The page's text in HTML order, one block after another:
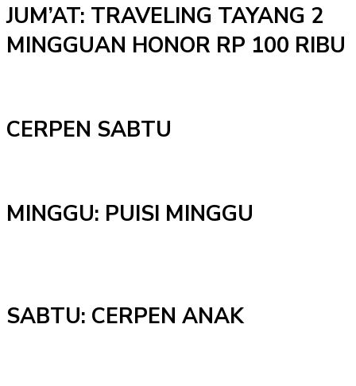
JUM’AT: TRAVELING TAYANG 2
MINGGUAN HONOR RP 100 RIBU
CERPEN SABTU
MINGGU: PUISI MINGGU
SABTU: CERPEN ANAK